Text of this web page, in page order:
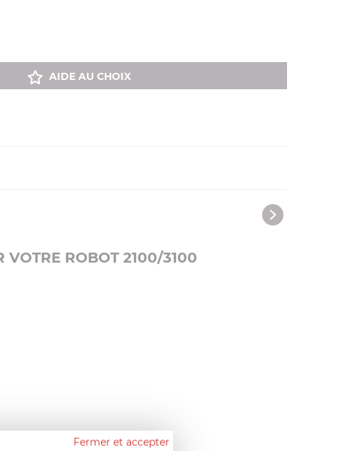
AIDE AU CHOIX
VOTRE ROBOT 2100/3100
Fermer et accepter